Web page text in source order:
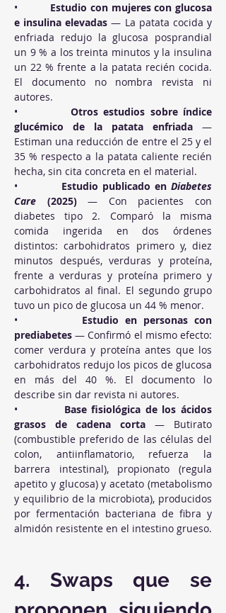
• Estudio con mujeres con glucosa
e insulina elevadas — La patata cocida y
enfriada redujo la glucosa posprandial
un 9 % a los treinta minutos y la insulina
un 22 % frente a la patata recién cocida.
El documento no nombra revista ni
autores.
• Otros estudios sobre índice
glucémico de la patata enfriada —
Estiman una reducción de entre el 25 y el
35 % respecto a la patata caliente recién
hecha, sin cita concreta en el material.
• Estudio publicado en Diabetes
Care (2025) — Con pacientes con
diabetes tipo 2. Comparó la misma
comida ingerida en dos órdenes
distintos: carbohidratos primero y, diez
minutos después, verduras y proteína,
frente a verduras y proteína primero y
carbohidratos al final. El segundo grupo
tuvo un pico de glucosa un 44 % menor.
• Estudio en personas con
prediabetes — Confirmó el mismo efecto:
comer verdura y proteína antes que los
carbohidratos redujo los picos de glucosa
en más del 40 %. El documento lo
describe sin dar revista ni autores.
• Base fisiológica de los ácidos
grasos de cadena corta — Butirato
(combustible preferido de las células del
colon, antiinflamatorio, refuerza la
barrera intestinal), propionato (regula
apetito y glucosa) y acetato (metabolismo
y equilibrio de la microbiota), producidos
por fermentación bacteriana de fibra y
almidón resistente en el intestino grueso.
4. Swaps que se